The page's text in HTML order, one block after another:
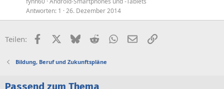
Antworten 1 26. Dezember 2014
Teilen: FacebookX (Twitter)
BlueskyRedditWhatsApp
E-MailLink
Bildung, Beruf und Zukunftspläne
Passend zum Thema